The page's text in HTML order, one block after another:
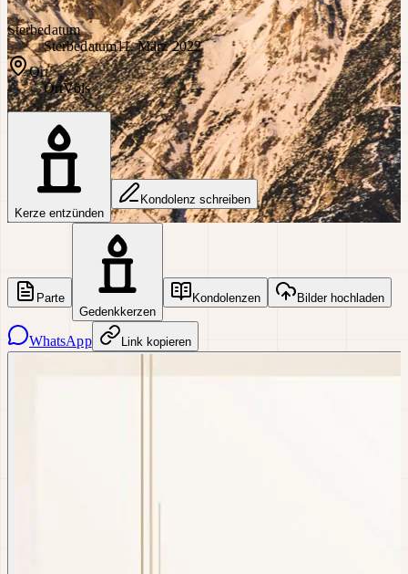
Sterbedatum
Sterbedatum11. März 2022
Ort
OrtVöls
Kerze entzünden
Kondolenz schreiben
Parte
Gedenkkerzen
Kondolenzen Bilder hochladen
WhatsApp Link kopieren